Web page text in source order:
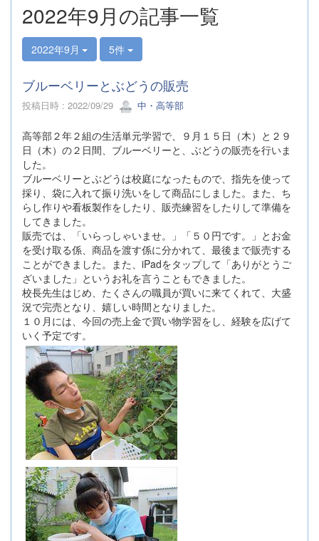
2022年9月の記事一覧
2022年9月 5件
ブルーベリーとぶどうの販売
投稿日時 : 2022/09/29 中・高等部
高等部２年２組の生活単元学習で、９月１５日（木）と２９
日（木）の２日間、ブルーベリーと、ぶどうの販売を行いま
した。
ブルーベリーとぶどうは校庭になったもので、指先を使って
採り、袋に入れて振り洗いをして商品にしました。また、ち
らし作りや看板製作をしたり、販売練習をしたりして準備を
してきました。
販売では、「いらっしゃいませ。」「５０円です。」とお金
を受け取る係、商品を渡す係に分かれて、最後まで販売する
ことができました。また、iPadをタップして「ありがとうご
ざいました」というお礼を言うこともできました。
校長先生はじめ、たくさんの職員が買いに来てくれて、大盛
況で完売となり、嬉しい時間となりました。
１０月には、今回の売上金で買い物学習をし、経験を広げて
いく予定です。